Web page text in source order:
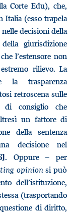
Corte Edu), che,
Italia (esso trapela
decisioni della
giurisdizione
l’estensore non
rilievo. La
la trasparenza
retroscena sulle
di consiglio che
un fattore di
della sentenza
decisione nel
. Oppure – per
opinionsi può
dell’istituzione,
(trasportando
di diritto,